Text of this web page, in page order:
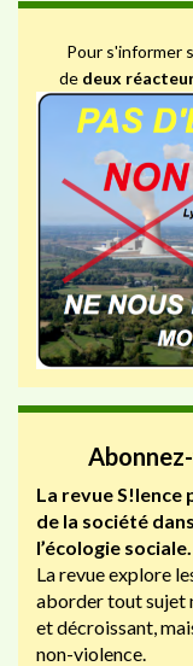
Pour s'informer
de deux
La revue
de la société
l’écologie sociale.
La revue explore
aborder tout sujet
et décroissant,
non-violence.